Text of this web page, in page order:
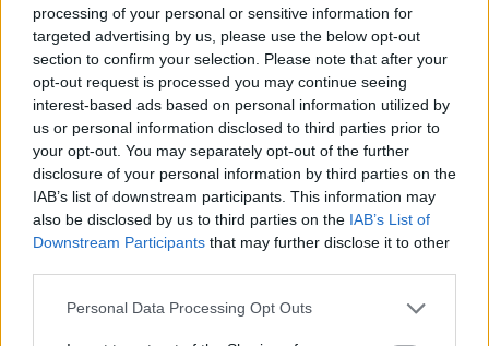
processing of your personal or sensitive information for
targeted advertising by us, please use the below opt-out
section to confirm your selection. Please note that after your
opt-out request is processed you may continue seeing
interest-based ads based on personal information utilized by
us or personal information disclosed to third parties prior to
your opt-out. You may separately opt-out of the further
disclosure of your personal information by third parties on the
IAB’s list of downstream participants. This information may
also be disclosed by us to third parties on the IAB’s List of
Downstream Participants that may further disclose it to other
Personal Data Processing Opt Outs
ambíciók hiánya is.
A Közép-Kelet európai régióban Csehországban kiugróan
magas a vállalat felvásárlási tranzakciók száma, de
Lengyelországban is számottevően több, mint a magyar
piacon - derült ki az Internet Hungary konferencia
befektetői panelbeszélgetésén. A résztvevők egyetértettek
abban, hogy a piaci viszonyok kedveznek a
cégfelvásárlásoknak, a vevői oldalon van tőke, olcsó a
külső...
KEDVES OLVASÓNK!